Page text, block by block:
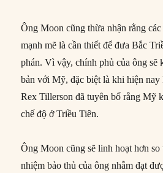
Ông Moon cũng thừa nhận rằng
mạnh mẽ là cần thiết để đưa Bắc
phán. Vì vậy, chính phủ của ông sẽ
bản với Mỹ, đặc biệt là khi hiện
Rex Tillerson đã tuyên bố rằng Mỹ
chế độ ở Triều Tiên.
Ông Moon cũng sẽ linh hoạt hơn
nhiệm bảo thủ của ông nhằm đạt